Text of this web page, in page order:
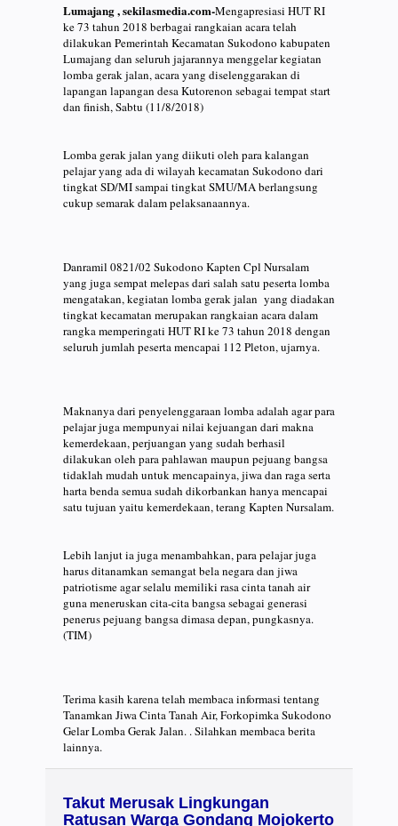
Lumajang , sekilasmedia.com-Mengapresiasi HUT RI
ke 73 tahun 2018 berbagai rangkaian acara telah
dilakukan Pemerintah Kecamatan Sukodono kabupaten
Lumajang dan seluruh jajarannya menggelar kegiatan
lomba gerak jalan, acara yang diselenggarakan di
lapangan lapangan desa Kutorenon sebagai tempat start
dan finish, Sabtu (11/8/2018)
Lomba gerak jalan yang diikuti oleh para kalangan
pelajar yang ada di wilayah kecamatan Sukodono dari
tingkat SD/MI sampai tingkat SMU/MA berlangsung
cukup semarak dalam pelaksanaannya.
Danramil 0821/02 Sukodono Kapten Cpl Nursalam
yang juga sempat melepas dari salah satu peserta lomba
mengatakan, kegiatan lomba gerak jalan yang diadakan
tingkat kecamatan merupakan rangkaian acara dalam
rangka memperingati HUT RI ke 73 tahun 2018 dengan
seluruh jumlah peserta mencapai 112 Pleton, ujarnya.
Maknanya dari penyelenggaraan lomba adalah agar para
pelajar juga mempunyai nilai kejuangan dari makna
kemerdekaan, perjuangan yang sudah berhasil
dilakukan oleh para pahlawan maupun pejuang bangsa
tidaklah mudah untuk mencapainya, jiwa dan raga serta
harta benda semua sudah dikorbankan hanya mencapai
satu tujuan yaitu kemerdekaan, terang Kapten Nursalam.
Lebih lanjut ia juga menambahkan, para pelajar juga
harus ditanamkan semangat bela negara dan jiwa
patriotisme agar selalu memiliki rasa cinta tanah air
guna meneruskan cita-cita bangsa sebagai generasi
penerus pejuang bangsa dimasa depan, pungkasnya.
(TIM)
Terima kasih karena telah membaca informasi tentang
Tanamkan Jiwa Cinta Tanah Air, Forkopimka Sukodono
Gelar Lomba Gerak Jalan. . Silahkan membaca berita
lainnya.
Takut Merusak Lingkungan
Ratusan Warga Gondang Mojokerto